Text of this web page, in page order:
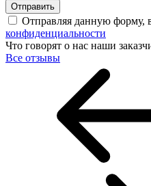
Отправить
Отправляя данную форму,
конфиденциальности
Что говорят о нас наши
Все отзывы